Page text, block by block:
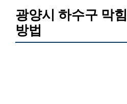
광양시 하수구 막
방법